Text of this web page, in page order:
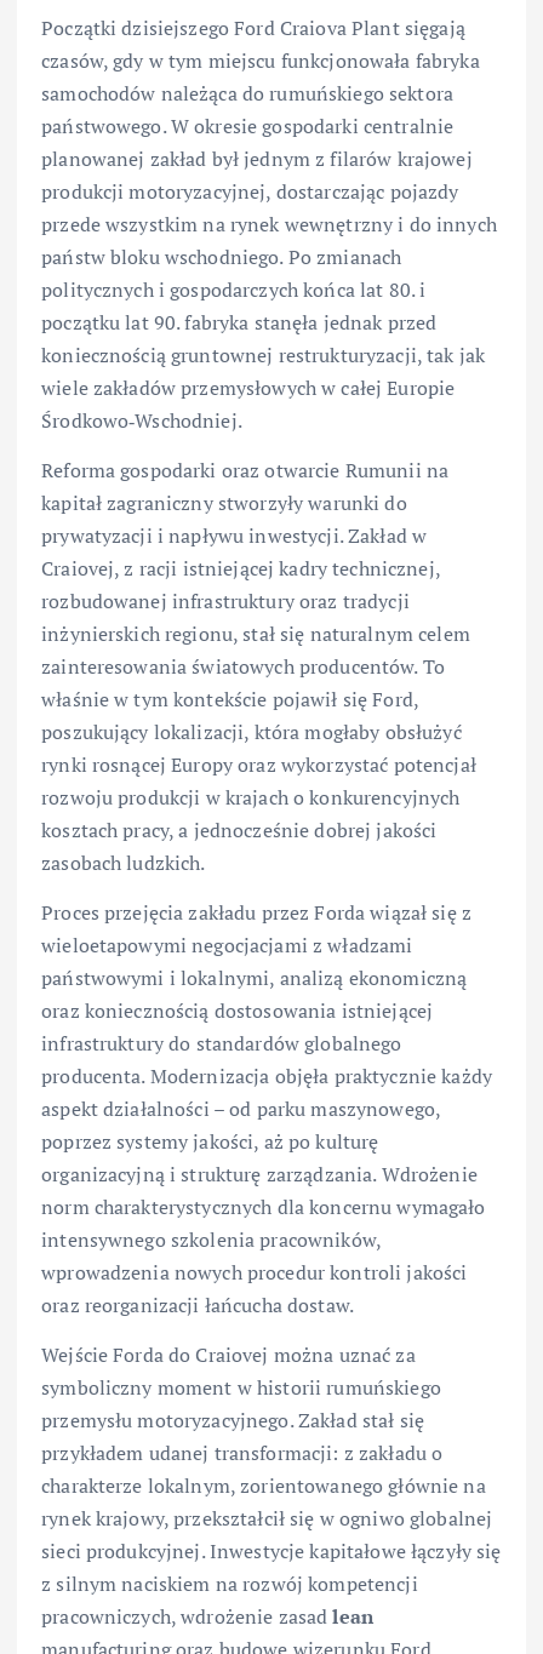
Początki dzisiejszego Ford Craiova Plant sięgają
czasów, gdy w tym miejscu funkcjonowała fabryka
samochodów należąca do rumuńskiego sektora
państwowego. W okresie gospodarki centralnie
planowanej zakład był jednym z filarów krajowej
produkcji motoryzacyjnej, dostarczając pojazdy
przede wszystkim na rynek wewnętrzny i do innych
państw bloku wschodniego. Po zmianach
politycznych i gospodarczych końca lat 80. i
początku lat 90. fabryka stanęła jednak przed
koniecznością gruntownej restrukturyzacji, tak jak
wiele zakładów przemysłowych w całej Europie
Środkowo‑Wschodniej.
Reforma gospodarki oraz otwarcie Rumunii na
kapitał zagraniczny stworzyły warunki do
prywatyzacji i napływu inwestycji. Zakład w
Craiovej, z racji istniejącej kadry technicznej,
rozbudowanej infrastruktury oraz tradycji
inżynierskich regionu, stał się naturalnym celem
zainteresowania światowych producentów. To
właśnie w tym kontekście pojawił się Ford,
poszukujący lokalizacji, która mogłaby obsłużyć
rynki rosnącej Europy oraz wykorzystać potencjał
rozwoju produkcji w krajach o konkurencyjnych
kosztach pracy, a jednocześnie dobrej jakości
zasobach ludzkich.
Proces przejęcia zakładu przez Forda wiązał się z
wieloetapowymi negocjacjami z władzami
państwowymi i lokalnymi, analizą ekonomiczną
oraz koniecznością dostosowania istniejącej
infrastruktury do standardów globalnego
producenta. Modernizacja objęła praktycznie każdy
aspekt działalności – od parku maszynowego,
poprzez systemy jakości, aż po kulturę
organizacyjną i strukturę zarządzania. Wdrożenie
norm charakterystycznych dla koncernu wymagało
intensywnego szkolenia pracowników,
wprowadzenia nowych procedur kontroli jakości
oraz reorganizacji łańcucha dostaw.
Wejście Forda do Craiovej można uznać za
symboliczny moment w historii rumuńskiego
przemysłu motoryzacyjnego. Zakład stał się
przykładem udanej transformacji: z zakładu o
charakterze lokalnym, zorientowanego głównie na
rynek krajowy, przekształcił się w ogniwo globalnej
sieci produkcyjnej. Inwestycje kapitałowe łączyły się
z silnym naciskiem na rozwój kompetencji
pracowniczych, wdrożenie zasadlean